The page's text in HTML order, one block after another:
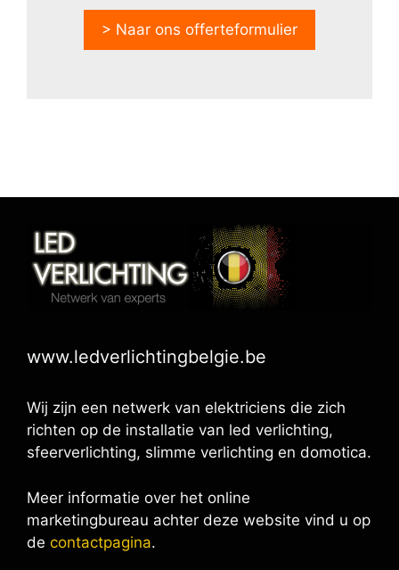
> Naar ons offerteformulier
www.ledverlichtingbelgie.be
Wij zijn een netwerk van elektriciens die zich
richten op de installatie van led verlichting,
sfeerverlichting, slimme verlichting en domotica.
Meer informatie over het online
marketingbureau achter deze website vind u op
de contactpagina.